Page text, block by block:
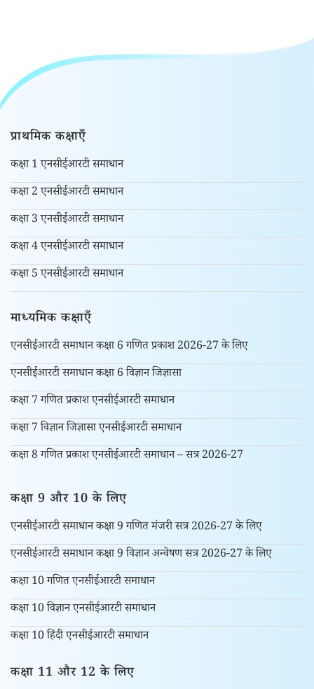
प्राथमिक कक्षाएँ
कक्षा 1 एनसीईआरटी समाधान
कक्षा 2 एनसीईआरटी समाधान
कक्षा 3 एनसीईआरटी समाधान
कक्षा 4 एनसीईआरटी समाधान
कक्षा 5 एनसीईआरटी समाधान
माध्यमिक कक्षाएँ
एनसीईआरटी समाधान कक्षा 6 गणित प्रकाश 2026-27 के लिए
एनसीईआरटी समाधान कक्षा 6 विज्ञान जिज्ञासा
कक्षा 7 गणित प्रकाश एनसीईआरटी समाधान
कक्षा 7 विज्ञान जिज्ञासा एनसीईआरटी समाधान
कक्षा 8 गणित प्रकाश एनसीईआरटी समाधान – सत्र 2026-27
कक्षा 9 और 10 के लिए
एनसीईआरटी समाधान कक्षा 9 गणित मंजरी सत्र 2026-27 के लिए
एनसीईआरटी समाधान कक्षा 9 विज्ञान अन्वेषण सत्र 2026-27 के लिए
कक्षा 10 गणित एनसीईआरटी समाधान
कक्षा 10 विज्ञान एनसीईआरटी समाधान
कक्षा 10 हिंदी एनसीईआरटी समाधान
कक्षा 11 और 12 के लिए